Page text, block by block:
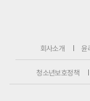
회사소개 윤
청소년보호정책